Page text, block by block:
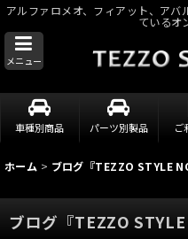
アルファロメオ、フィアット、ア
ているオ
メニュー
車種別商品 パーツ別製品 ご
ホーム > ブログ『TEZZO STYLE
ブログ『TEZZO